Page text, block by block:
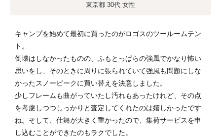
東京都 30代 女性
キャンプを始めて最初に買ったのがロゴスのツールームテン
ト。
倒壊はしなかったものの、ふもとっぱらの強風でかなり怖い
思いをし、そのときに周りに張られていて強風も問題にしな
かったスノーピークに買い替えを決意しました。
少しフレームも曲がっていたし汚れもあったけれど、その点
を考慮しつつしっかりと査定してくれたのは嬉しかったです
ね。そして、仕舞が大きく重かったので、集荷サービスを申
し込むことができたのもラクでした。